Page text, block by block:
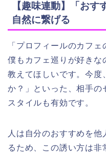
【趣味連動】「おす
自然に繋げる
「プロフィールのカフ
僕もカフェ巡りが好きな
教えてほしいです。今度
か？」といった、相手の
スタイルも有効です。
人は自分のおすすめを
るため、この誘い方は非